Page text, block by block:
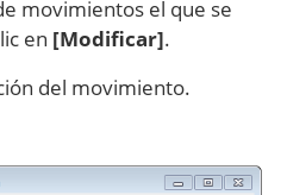
movimientos el que se
en [Modificar].
del movimiento.